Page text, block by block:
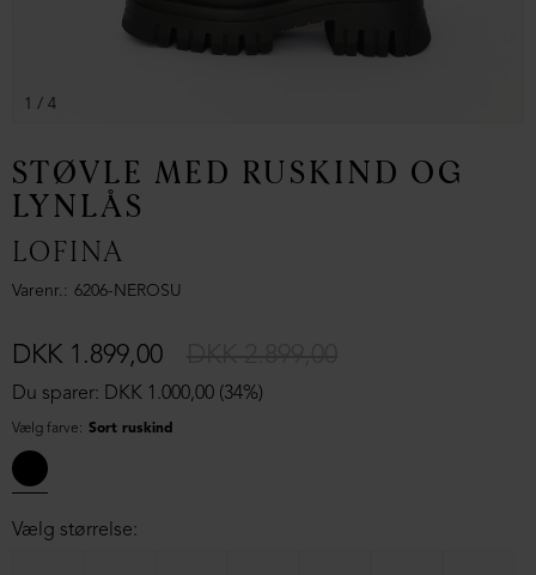
1 / 4
STØVLE MED RUSKIND OG
LYNLÅS
LOFINA
Varenr. 6206-NEROSU
Du sparer: DKK 1.000,00 (34%)
DKK 1.899,00
Vælg farve: Sort ruskind
Vælg størrelse: